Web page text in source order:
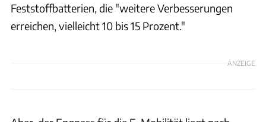
Feststoffbatterien, die "weitere Verbesserungen
erreichen, vielleicht 10 bis 15 Prozent."
ANZEIGE